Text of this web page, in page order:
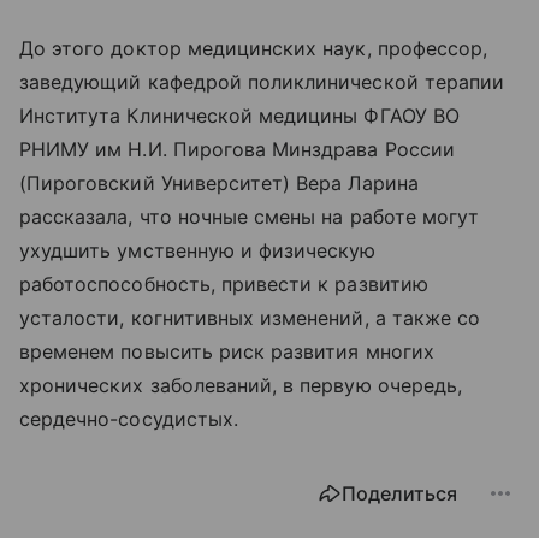
До этого доктор медицинских наук, профессор,
заведующий кафедрой поликлинической терапии
Института Клинической медицины ФГАОУ ВО
РНИМУ им Н.И. Пирогова Минздрава России
(Пироговский Университет) Вера Ларина
рассказала, что ночные смены на работе могут
ухудшить умственную и физическую
работоспособность, привести к развитию
усталости, когнитивных изменений, а также со
временем повысить риск развития многих
хронических заболеваний, в первую очередь,
сердечно-сосудистых.
Поделиться